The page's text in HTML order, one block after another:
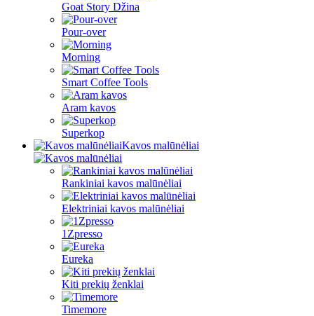
Goat Story Džina
Pour-over
Morning
Smart Coffee Tools
Aram kavos
Superkop
Kavos malūnėliai
Rankiniai kavos malūnėliai
Elektriniai kavos malūnėliai
1Zpresso
Eureka
Kiti prekių ženklai
Timemore